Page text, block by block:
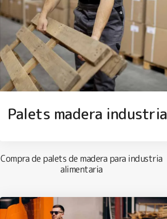
Palets madera industria
Compra de palets de madera para industria
alimentaria